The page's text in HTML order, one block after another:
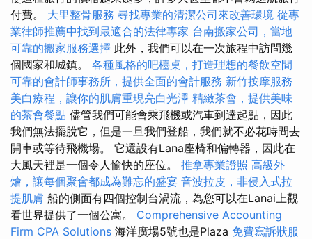
付費。 大里整骨服務 尋找專業的清潔公司來改善環境 從專
業律師推薦中找到最適合的法律專家 台南搬家公司，當地
可靠的搬家服務選擇 此外，我們可以在一次旅程中訪問幾
個國家和城鎮。 各種風格的吧檯桌，打造理想的餐飲空間
可靠的會計師事務所，提供全面的會計服務 新竹按摩服務
美白療程，讓你的肌膚重現亮白光澤 精緻茶會，提供美味
的茶會餐點 儘管我們可能會乘飛機或汽車到達起點，因此
我們無法擺脫它，但是一旦我們登船，我們就不必花時間去
開車或等待飛機場。 它還設有Lana座椅和偏轉器，因此在
大風天裡是一個令人愉快的座位。 推拿專業證照 高級外
燴，讓每個聚會都成為難忘的盛宴 音波拉皮，非侵入式拉
提肌膚 船的側面有四個控制台渦流，為您可以在Lanai上觀
看世界提供了一個公寓。 Comprehensive Accounting
Firm CPA Solutions 海洋廣場5號也是Plaza 免費寫訴狀服